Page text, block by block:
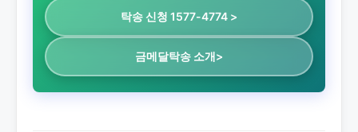
탁송 신청 1577-4774 >
금메달탁송 소개>